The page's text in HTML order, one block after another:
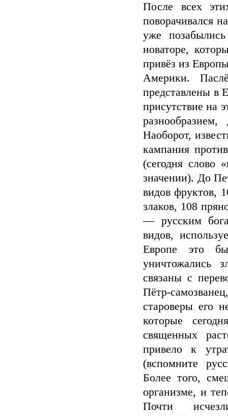
После всех
поворачивался
уже
новаторе,
привёз из
Америки.
представлены в
присутствие на
Наоборот,
кампания
(сегодня слово
значении). До
видов фруктов,
злаков, 108
— русским
видов,
Европе это
уничтожались
связаны с
Пётр-
староверы его
которые
священных
привело к
(вспомните
Более того,
организме, и
Почти